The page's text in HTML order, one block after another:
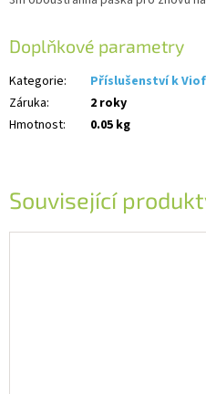
Související
Doplňkové parametry
Kategorie:
Příslušenství k
Záruka:
2 roky
Hmotnost: 0.05 kg